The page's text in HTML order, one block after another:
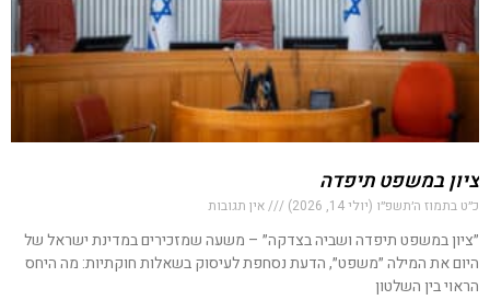
ציון במשפט תיפדה
כ״ט בתמוז ה׳תשפ״ו (יולי 14, 2026) אין תגובות
״ציון במשפט תיפדה ושביה בצדקה״ – משעה שמזכירים במדינת ישראל של
היום את המילה ״משפט״, הדעת נסחפת לעיסוק בשאלות חוקתיות: מה היחס
הראוי בין השלטון